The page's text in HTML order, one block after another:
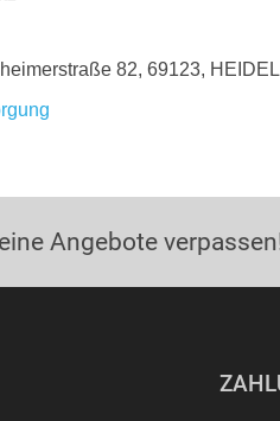
82, 69123,
Angebote